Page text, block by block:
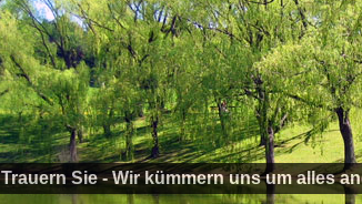
Trauern Sie - Wir kümmern uns um alles